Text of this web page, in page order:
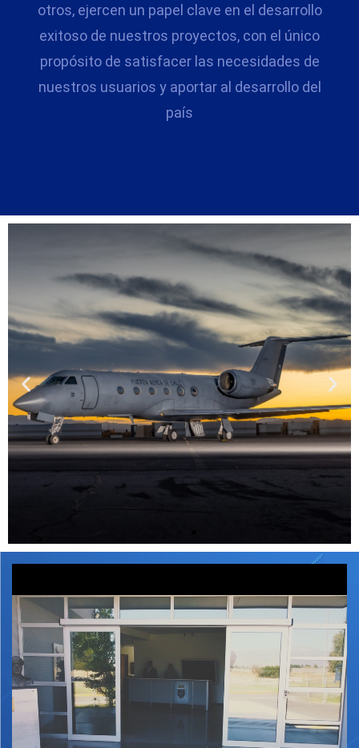
otros, ejercen un papel clave en el desarrollo
exitoso de nuestros proyectos, con el único
propósito de satisfacer las necesidades de
nuestros usuarios y aportar al desarrollo del
país